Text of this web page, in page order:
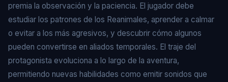
premia la observación y la paciencia. El jugador debe
estudiar los patrones de los Reanimales, aprender a calmar
o evitar a los más agresivos, y descubrir cómo algunos
pueden convertirse en aliados temporales. El traje del
protagonista evoluciona a lo largo de la aventura,
permitiendo nuevas habilidades como emitir sonidos que